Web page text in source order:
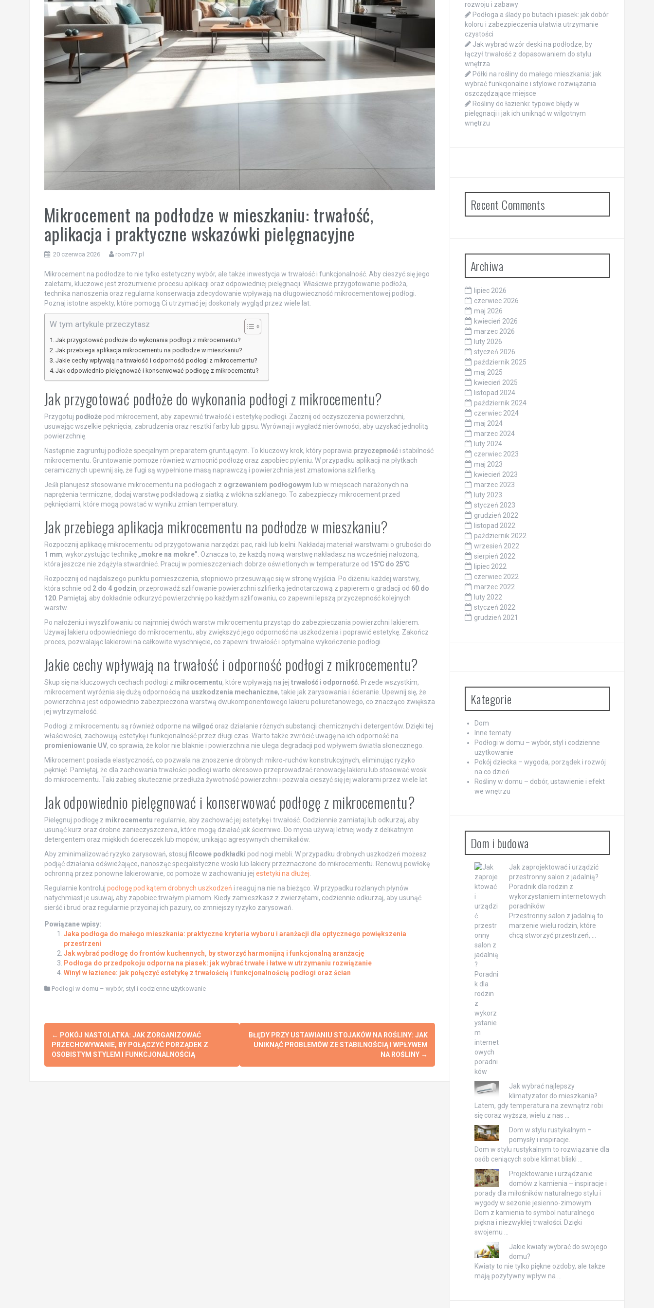
Mikrocement na podłodze w mieszkaniu: trwałość,
aplikacja i praktyczne wskazówki pielęgnacyjne
20 czerwca 2026 room77.pl
Mikrocement na podłodze to nie tylko estetyczny wybór, ale także inwestycja w trwałość i funkcjonalność. Aby cieszyć się jego
zaletami, kluczowe jest zrozumienie procesu aplikacji oraz odpowiedniej pielęgnacji. Właściwe przygotowanie podłoża,
technika nanoszenia oraz regularna konserwacja zdecydowanie wpływają na długowieczność mikrocementowej podłogi.
Poznaj istotne aspekty, które pomogą Ci utrzymać jej doskonały wygląd przez wiele lat.
W tym artykule przeczytasz
Jak przygotować podłoże do wykonania podłogi z mikrocementu?
Jak przebiega aplikacja mikrocementu na podłodze w mieszkaniu?
Jakie cechy wpływają na trwałość i odporność podłogi z mikrocementu?
Jak odpowiednio pielęgnować i konserwować podłogę z mikrocementu?
Jak przygotować podłoże do wykonania podłogi z mikrocementu?
Przygotuj podłożepod mikrocement, aby zapewnić trwałość i estetykę podłogi. Zacznij od oczyszczenia powierzchni,
usuwając wszelkie pęknięcia, zabrudzenia oraz resztki farby lub gipsu. Wyrównaj i wygładź nierówności, aby uzyskać jednolitą
powierzchnię.
Następnie zagruntuj podłoże specjalnym preparatem gruntującym. To kluczowy krok, który poprawia przyczepnośći stabilność
mikrocementu. Gruntowanie pomoże również wzmocnić podłożę oraz zapobiec pyleniu. W przypadku aplikacji na płytkach
ceramicznych upewnij się, że fugi są wypełnione masą naprawczą i powierzchnia jest zmatowiona szlifierką.
Jeśli planujesz stosowanie mikrocementu na podłogach z ogrzewaniem podłogowym lub w miejscach narażonych na
naprężenia termiczne, dodaj warstwę podkładową z siatką z włókna szklanego. To zabezpieczy mikrocement przed
pęknięciami, które mogą powstać w wyniku zmian temperatury.
Jak przebiega aplikacja mikrocementu na podłodze w mieszkaniu?
Rozpocznij aplikację mikrocementu od przygotowania narzędzi: pac, rakli lub kielni. Nakładaj materiał warstwami o grubości do
1 mm, wykorzystując technikę „mokre na mokre” . Oznacza to, że każdą nową warstwę nakładasz na wcześniej nałożoną,
która jeszcze nie zdążyła stwardnieć. Pracuj w pomieszczeniach dobrze oświetlonych w temperaturze od 15℃ do 25℃.
Rozpocznij od najdalszego punktu pomieszczenia, stopniowo przesuwając się w stronę wyjścia. Po diżeniu każdej warstwy,
która schnie od 2 do 4 godzin, przeprowadź szlifowanie powierzchni szlifierką jednotarczową z papierem o gradacji od 60 do
120. Pamiętaj, aby dokładnie odkurzyć powierzchnię po każdym szlifowaniu, co zapewni lepszą przyczepność kolejnych
warstw.
Po nałożeniu i wyszlifowaniu co najmniej dwóch warstw mikrocementu przystąp do zabezpieczania powierzchni lakierem.
Używaj lakieru odpowiedniego do mikrocementu, aby zwiększyć jego odporność na uszkodzenia i poprawić estetykę. Zakończ
proces, pozwalając lakierowi na całkowite wyschnięcie, co zapewni trwałość i optymalne wykończenie podłogi.
Jakie cechy wpływają na trwałość i odporność podłogi z mikrocementu?
Skup się na kluczowych cechach podłogi z mikrocementu, które wpływają na jej trwałośći odporność. Przede wszystkim,
mikrocement wyróżnia się dużą odpornością na uszkodzenia mechaniczne, takie jak zarysowania i ścieranie. Upewnij się, że
powierzchnia jest odpowiednio zabezpieczona warstwą dwukomponentowego lakieru poliuretanowego, co znacząco zwiększa
jej wytrzymałość.
Podłogi z mikrocementu są również odporne na wilgoćoraz działanie różnych substancji chemicznych i detergentów. Dzięki tej
właściwości, zachowują estetykę i funkcjonalność przez długi czas. Warto także zwrócić uwagę na ich odporność na
promieniowanie UV, co sprawia, że kolor nie blaknie i powierzchnia nie ulega degradacji pod wpływem światła słonecznego.
Mikrocement posiada elastyczność, co pozwala na znoszenie drobnych mikro-ruchów konstrukcyjnych, eliminując ryzyko
pęknięć. Pamiętaj, że dla zachowania trwałości podłogi warto okresowo przeprowadzać renowację lakieru lub stosować wosk
do mikrocementu. Taki zabieg skutecznie przedłuża żywotność powierzchni i pozwala cieszyć się jej walorami przez wiele lat.
Jak odpowiednio pielęgnować i konserwować podłogę z mikrocementu?
Pielęgnuj podłogę z mikrocementu regularnie, aby zachować jej estetykę i trwałość. Codziennie zamiataj lub odkurzaj, aby
usunąć kurz oraz drobne zanieczyszczenia, które mogą działać jak ścierniwo. Do mycia używaj letniej wody z delikatnym
detergentem oraz miękkich ściereczek lub mopów, unikając agresywnych chemikaliów.
Aby zminimalizować ryzyko zarysowań, stosuj filcowe podkładki pod nogi mebli. W przypadku drobnych uszkodzeń możesz
podjąć działania odświeżające, nanosząc specjalistyczne woski lub lakiery przeznaczone do mikrocementu. Renowuj powłokę
ochronną przez ponowne lakierowanie, co pomoże w zachowaniu jej estetyki na dłużej
Regularnie kontroluj podłogę pod kątem drobnych uszkodzeń i reaguj na nie na bieżąco. W przypadku rozlanych płynów
natychmiast je usuwaj, aby zapobiec trwałym plamom. Kiedy zamieszkasz z zwierzętami, codziennie odkurzaj, aby usunąć
sierść i brud oraz regularnie przycinaj ich pazury, co zmniejszy ryzyko zarysowań.
Powiązane wpisy:
Jaka podłoga do małego mieszkania: praktyczne kryteria wyboru i aranżacji dla optycznego powiększenia
przestrzeni
Jak wybrać podłogę do frontów kuchennych, by stworzyć harmonijną i funkcjonalną aranżację
Podłoga do przedpokoju odporna na piasek: jak wybrać trwałe i łatwe w utrzymaniu rozwiązanie
Winyl w łazience: jak połączyć estetykę z trwałością i funkcjonalnością podłogi oraz ścian
Podłogi w domu – wybór, styl i codzienne użytkowanie
Post
navigation
← POKÓJ NASTOLATKA: JAK ZORGANIZOWAĆ
PRZECHOWYWANIE, BY POŁĄCZYĆ PORZĄDEK Z
OSOBISTYM STYLEM I FUNKCJONALNOŚCIĄ
BŁĘDY PRZY USTAWIANIU STOJAKÓW NA ROŚLINY: JAK
UNIKNĄĆ PROBLEMÓW ZE STABILNOŚCIĄ I WPŁYWEM
NA ROŚLINY →
rozwoju i zabawy
Podłoga a ślady po butach i piasek: jak dobór
koloru i zabezpieczenia ułatwia utrzymanie
czystości
Jak wybrać wzór deski na podłodze, by
łączył trwałość z dopasowaniem do stylu
wnętrza
Półki na rośliny do małego mieszkania: jak
wybrać funkcjonalne i stylowe rozwiązania
oszczędzające miejsce
Rośliny do łazienki: typowe błędy w
pielęgnacji i jak ich uniknąć w wilgotnym
wnętrzu
Recent Comments
Archiwa
lipiec 2026
czerwiec 2026
maj 2026
kwiecień 2026
marzec 2026
luty 2026
styczeń 2026
październik 2025
maj 2025
kwiecień 2025
listopad 2024
październik 2024
czerwiec 2024
maj 2024
marzec 2024
luty 2024
czerwiec 2023
maj 2023
kwiecień 2023
marzec 2023
luty 2023
styczeń 2023
grudzień 2022
listopad 2022
październik 2022
wrzesień 2022
sierpień 2022
lipiec 2022
czerwiec 2022
marzec 2022
luty 2022
styczeń 2022
grudzień 2021
Kategorie
Dom
Inne tematy
Podłogi w domu – wybór, styl i codzienne
użytkowanie
Pokój dziecka – wygoda, porządek i rozwój
na co dzień
Rośliny w domu – dobór, ustawienie i efekt
we wnętrzu
Dom i budowa
Jak zaprojektować i urządzić
przestronny salon z jadalnią?
Poradnik dla rodzin z
wykorzystaniem internetowych
poradników
Przestronny salon z jadalnią to
marzenie wielu rodzin, które
chcą stworzyć przestrzeń, …
Jak wybrać najlepszy
klimatyzator do mieszkania?
Latem, gdy temperatura na zewnątrz robi
się coraz wyższa, wielu z nas …
Dom w stylu rustykalnym –
pomysły i inspiracje.
Dom w stylu rustykalnym to rozwiązanie dla
osób ceniących sobie klimat bliski …
Projektowanie i urządzanie
domów z kamienia – inspiracje i
porady dla miłośników naturalnego stylu i
wygody w sezonie jesienno-zimowym
Dom z kamienia to symbol naturalnego
piękna i niezwykłej trwałości. Dzięki
swojemu …
Jakie kwiaty wybrać do swojego
domu?
Kwiaty to nie tylko piękne ozdoby, ale także
mają pozytywny wpływ na …